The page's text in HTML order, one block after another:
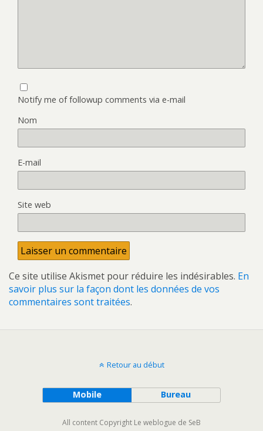
Notify me of followup comments via e-mail
Nom
E-mail
Site web
Ce site utilise Akismet pour réduire les indésirables. En
savoir plus sur la façon dont les données de vos
commentaires sont traitées.
Retour au début
Mobile Bureau
All content Copyright Le weblogue de SeB